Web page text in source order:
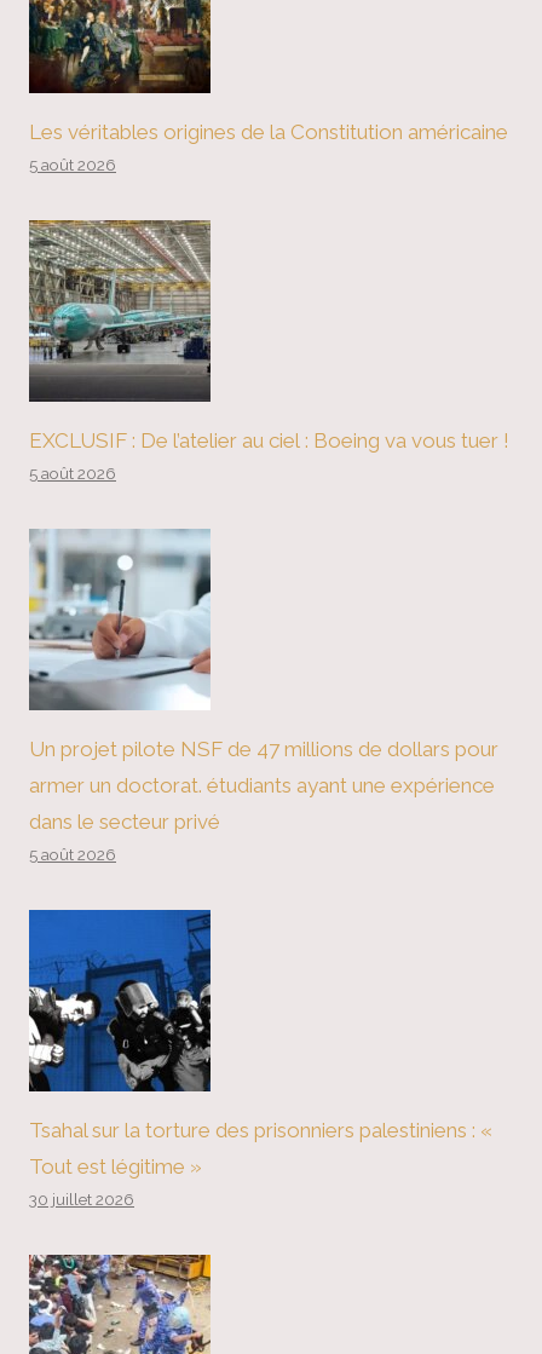
Les véritables origines de la Constitution américaine
5 août 2026
EXCLUSIF : De l’atelier au ciel : Boeing va vous tuer !
5 août 2026
Un projet pilote NSF de 47 millions de dollars pour
armer un doctorat. étudiants ayant une expérience
dans le secteur privé
5 août 2026
Tsahal sur la torture des prisonniers palestiniens : «
Tout est légitime »
30 juillet 2026